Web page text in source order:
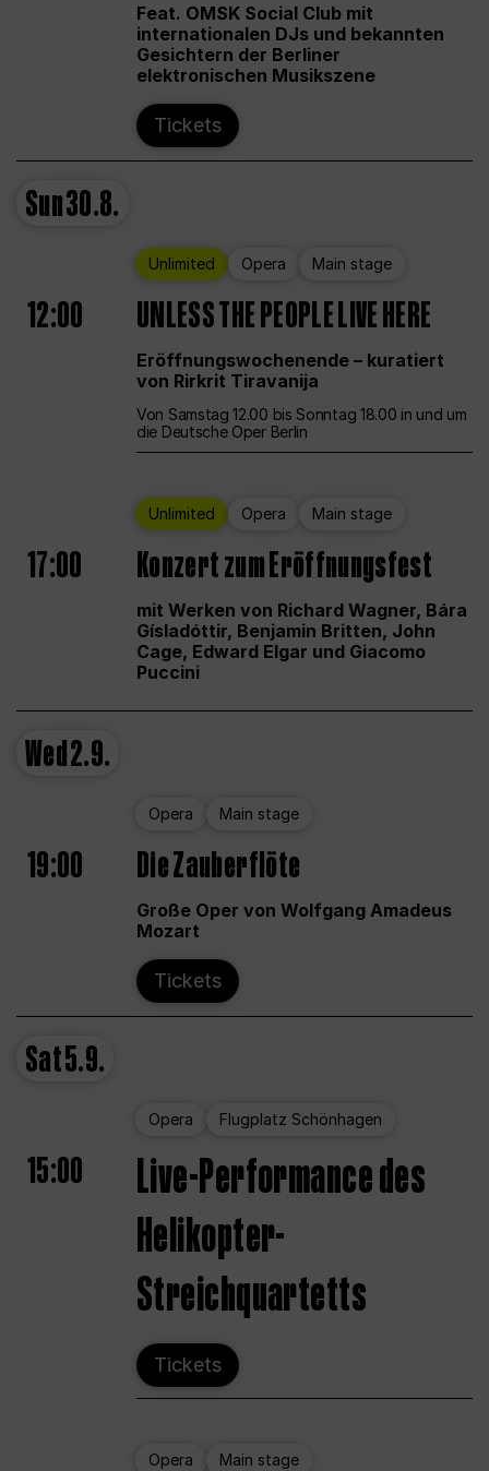
Feat. OMSK Social Club mit
internationalen DJs und bekannten
Gesichtern der Berliner
elektronischen Musikszene
Tickets
Sun30.8.
Unlimited Opera Main stage
12:00 UNLESS THE PEOPLE LIVE HERE
Eröffnungswochenende – kuratiert
von Rirkrit Tiravanija
Von Samstag 12.00 bis Sonntag 18.00 in und um
die Deutsche Oper Berlin
Unlimited Opera Main stage
17:00 Konzert zum Eröffnungsfest
mit Werken von Richard Wagner, Bára
Gísladóttir, Benjamin Britten, John
Cage, Edward Elgar und Giacomo
Puccini
Wed2.9.
Opera Main stage
19:00 Die Zauberflöte
Große Oper von Wolfgang Amadeus
Mozart
Tickets
Sat5.9.
Opera Flugplatz Schönhagen
15:00
Live-Performance des
Helikopter-
Streichquartetts
Tickets
Opera Main stage